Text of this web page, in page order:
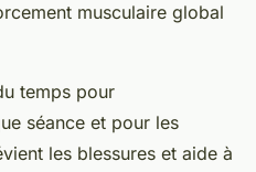
musculaire global
temps pour
séance et pour les
les blessures et aide à